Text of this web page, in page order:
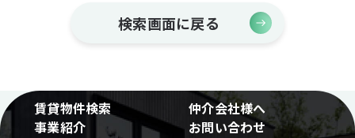
検索画面に戻る
賃貸物件検索
事業紹介
仲介会社様へ
お問い合わせ